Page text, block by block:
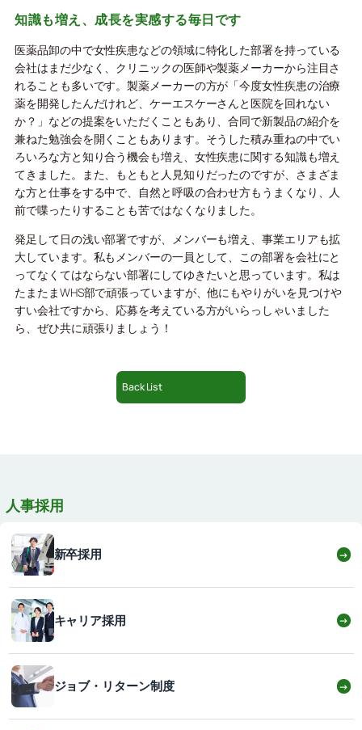
知識も増え、成長を実感する毎日です
医薬品卸の中で女性疾患などの領域に特化した部署を持っている
会社はまだ少なく、クリニックの医師や製薬メーカーから注目さ
れることも多いです。製薬メーカーの方が「今度女性疾患の治療
薬を開発したんだけれど、ケーエスケーさんと医院を回れない
か？」などの提案をいただくこともあり、合同で新製品の紹介を
兼ねた勉強会を開くこともあります。そうした積み重ねの中でい
ろいろな方と知り合う機会も増え、女性疾患に関する知識も増え
てきました。また、もともと人見知りだったのですが、さまざま
な方と仕事をする中で、自然と呼吸の合わせ方もうまくなり、人
前で喋ったりすることも苦ではなくなりました。
発足して日の浅い部署ですが、メンバーも増え、事業エリアも拡
大しています。私もメンバーの一員として、この部署を会社にと
ってなくてはならない部署にしてゆきたいと思っています。私は
たまたまWHS部で頑張っていますが、他にもやりがいを見つけや
すい会社ですから、応募を考えている方がいらっしゃいました
ら、ぜひ共に頑張りましょう！
Back List
人事採用
新卒採用 →
キャリア採用 →
ジョブ・リターン制度 →